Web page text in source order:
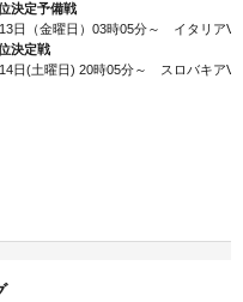
決定予備戦
日（金曜日）03時05分～ イタリア
決定戦
日(土曜日) 20時05分～ スロバキア